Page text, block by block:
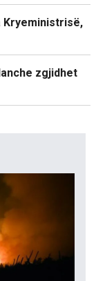
Kryeministrisë,
zgjidhet